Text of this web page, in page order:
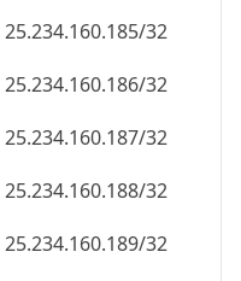
25.234.160.185/32
25.234.160.186/32
25.234.160.187/32
25.234.160.188/32
25.234.160.189/32